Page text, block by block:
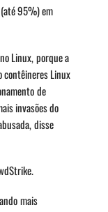
95%) em
Linux, porque a
contêineres Linux
de
invasões do
disse
mais